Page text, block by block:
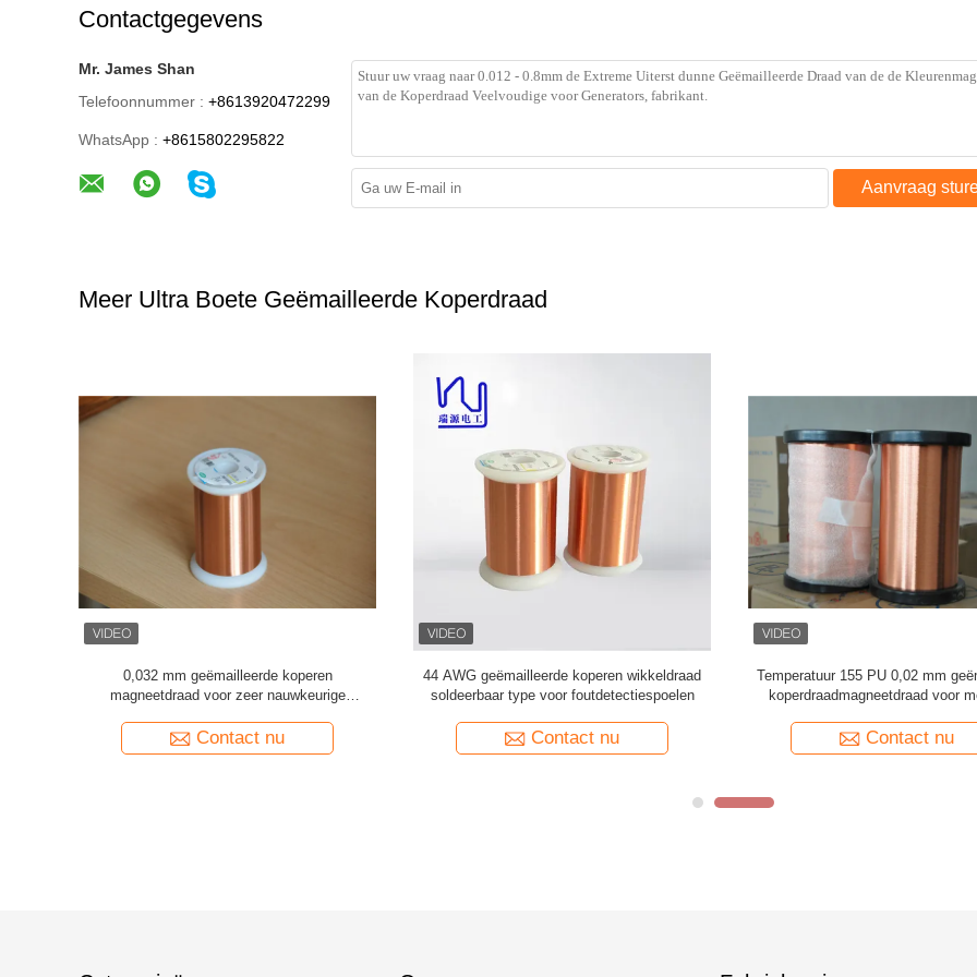
Contactgegevens
Mr. James Shan
Telefoonnummer : +8613920472299
WhatsApp : +8615802295822
Aanvraag
Meer Ultra Boete Geëmailleerde Koperdraad
0,032 mm geëmailleerde koperen
magneetdraad voor zeer nauwkeurige
Contact nu
44 AWG geëmailleerde koperen wikkeldraad
soldeerbaar type voor foutdetectiespoelen
Contact nu
Temperatuur 155 PU 0,02 mm
koperdraadmagneetdraad voor
Contact nu